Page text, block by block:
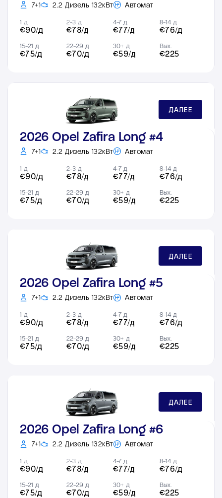
7+1 2.2 Дизель 132кВт Автомат
1 д
€90/д
2-3 д
€78/д
4-7 д
€77/д
8-14 д
€76/д
15-21 д
€75/д
22-29 д
€70/д
30+ д
€59/д
Вых.
€225
ДАЛЕЕ
2026 Opel Zafira Long #4
7+1 2.2 Дизель 132кВт Автомат
1 д
€90/д
2-3 д
€78/д
4-7 д
€77/д
8-14 д
€76/д
15-21 д
€75/д
22-29 д
€70/д
30+ д
€59/д
Вых.
€225
ДАЛЕЕ
2026 Opel Zafira Long #5
7+1 2.2 Дизель 132кВт Автомат
1 д
€90/д
2-3 д
€78/д
4-7 д
€77/д
8-14 д
€76/д
15-21 д
€75/д
22-29 д
€70/д
30+ д
€59/д
Вых.
€225
ДАЛЕЕ
2026 Opel Zafira Long #6
7+1 2.2 Дизель 132кВт Автомат
1 д
€90/д
2-3 д
€78/д
4-7 д
€77/д
8-14 д
€76/д
15-21 д
€75/д
22-29 д
€70/д
30+ д
€59/д
Вых.
€225